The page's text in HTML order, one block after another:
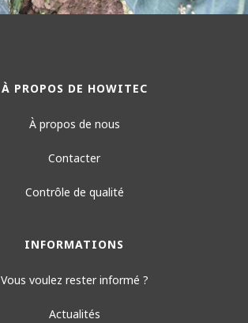
À PROPOS DE HOWITEC
À propos de nous
Contacter
Contrôle de qualité
INFORMATIONS
Vous voulez rester informé ?
Actualités